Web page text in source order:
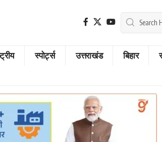
स्पोर्ट्स उत्तराखंड बिहार